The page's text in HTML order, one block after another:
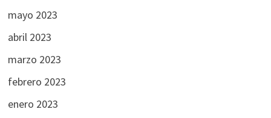
mayo 2023
abril 2023
marzo 2023
febrero 2023
enero 2023